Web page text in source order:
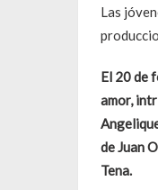
Las
El 20 de
amor,
de Juan
Tena.